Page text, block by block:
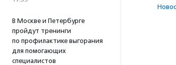
В Москве и Петербурге
пройдут тренинги
по профилактике выгорания
для помогающих
специалистов